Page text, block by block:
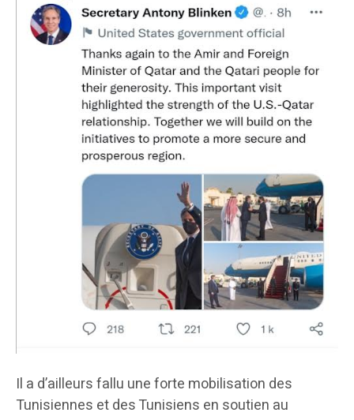
Il a d’ailleurs fallu une forte mobilisation des
Tunisiennes et des Tunisiens en soutien au